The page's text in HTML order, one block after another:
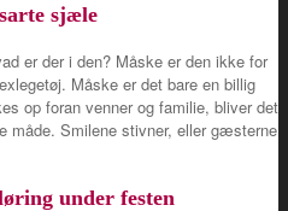
sjæle
er der i den? Måske er den ikke for
Måske er det bare en billig
op foran venner og familie, bliver det
måde. Smilene stivner, eller gæsterne
under festen